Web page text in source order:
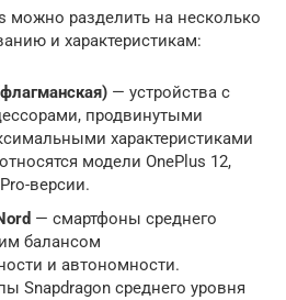
можно разделить на несколько
и характеристикам:
— устройства с
продвинутыми
характеристиками
модели OnePlus 12,
версии.
— смартфоны среднего
балансом
и автономности.
Snapdragon среднего уровня